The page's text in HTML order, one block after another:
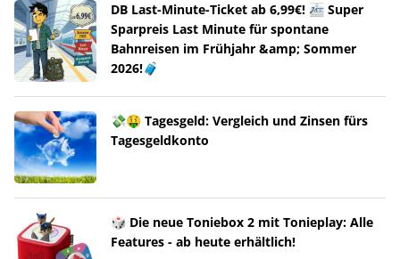
DB Last-Minute-Ticket ab 6,99€! 🚈 Super
Sparpreis Last Minute für spontane
Bahnreisen im Frühjahr &amp; Sommer
2026!🧳
💸🤑 Tagesgeld: Vergleich und Zinsen fürs
Tagesgeldkonto
🎲 Die neue Toniebox 2 mit Tonieplay: Alle
Features - ab heute erhältlich!